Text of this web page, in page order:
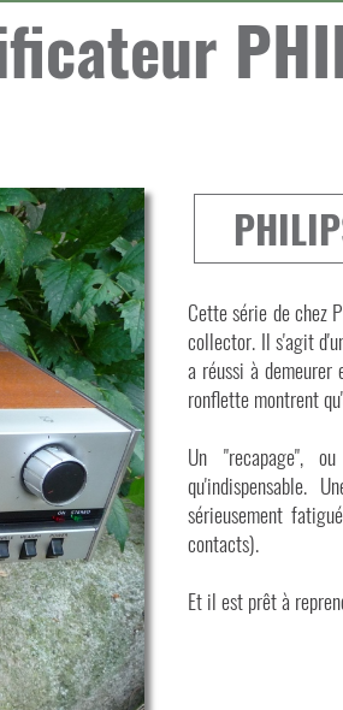
Cette série de chez
collector. Il s'agit
a réussi à
ronflette montrent
Un "recapage",
qu'indispensable.
sérieusement
contacts).
Et il est prêt à